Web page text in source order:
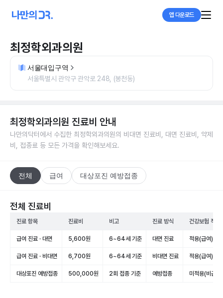
앱 다운로드
최정학외과의원
서울대입구역
서울특별시 관악구 관악로 248, (봉천동)
최정학외과의원 진료비 안내
나만의닥터에서 수집한 최정학외과의원의 비대면 진료비, 대면 진료비, 약제
비, 접종료 등 모든 가격을 확인해보세요.
전체 급여 대상포진 예방접종
전체 진료비
진료 항목 진료비 비고 진료 방식 건강보험 적용
급여 진료 · 대면 5,600원 6~64세 기준 대면 진료 적용(급여)
급여 진료 · 비대면 6,700원 6~64세 기준 비대면 진료 적용(급여)
대상포진 예방접종 500,000원 2회 접종 기준 예방접종 미적용(비급여)